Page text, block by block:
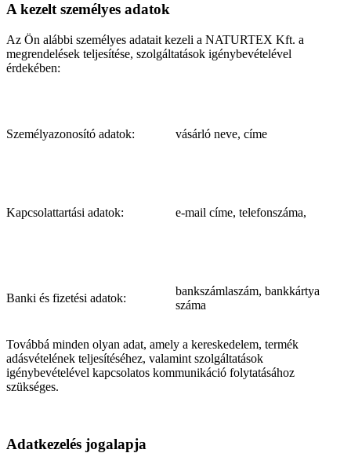
A kezelt személyes adatok
Az Ön alábbi személyes adatait kezeli a NATURTEX Kft. a
megrendelések teljesítése, szolgáltatások igénybevételével
érdekében:
Személyazonosító adatok: vásárló neve, címe
Kapcsolattartási adatok: e-mail címe, telefonszáma,
Banki és fizetési adatok:
bankszámlaszám, bankkártya
száma
Továbbá minden olyan adat, amely a kereskedelem, termék
adásvételének teljesítéséhez, valamint szolgáltatások
igénybevételével kapcsolatos kommunikáció folytatásához
szükséges.
Adatkezelés jogalapja